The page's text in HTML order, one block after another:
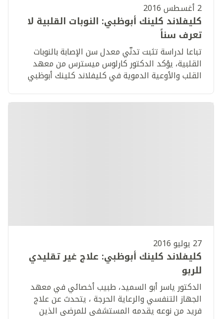
2 أغسطس 2016
كليفلاند كلينك أبوظبي: النوبات القلبية لا
تعرف سناً
تباعا لدراسة تثبت تدنّي معدل سن الإصابة بالنوبات
القلبية، يؤكد الدكتور كارلوس ميسترس من معهد
القلب والأوعية الدموية في كليفلاند كلينك أبوظبي
27 يوليو 2016
كليفلاند كلينك أبوظبي: علاج غير تقليدي
للربو
الدكتور ياسر أبو السميد، طبيب أخصائي في معهد
الجهاز التنفسي والرعاية الحرجة ، يتحدث عن علاج
فريد من نوعه يقدمه المستشفى للمرضى الذين